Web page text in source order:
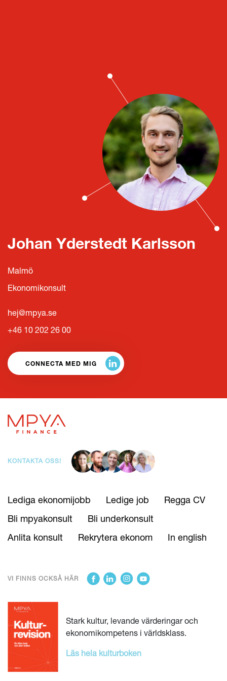
Johan Yderstedt Karlsson
Malmö
Ekonomikonsult
hej@mpya.se
+46 10 202 26 00
CONNECTA MED MIG
Lediga ekonomijobb Ledige job
Regga CV
Bli mpyakonsult
Bli underkonsult
Anlita konsult
Rekrytera ekonom In english
Stark kultur, levande värderingar och
ekonomikompetens i världsklass.
Läs hela kulturboken
KONTAKTA OSS!
VI FINNS OCKSÅ HÄR